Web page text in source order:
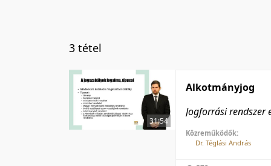
3 tétel
31:54
Alkotmányjog
Jogforrási rendszer
Közreműködők:
Dr. Téglási András